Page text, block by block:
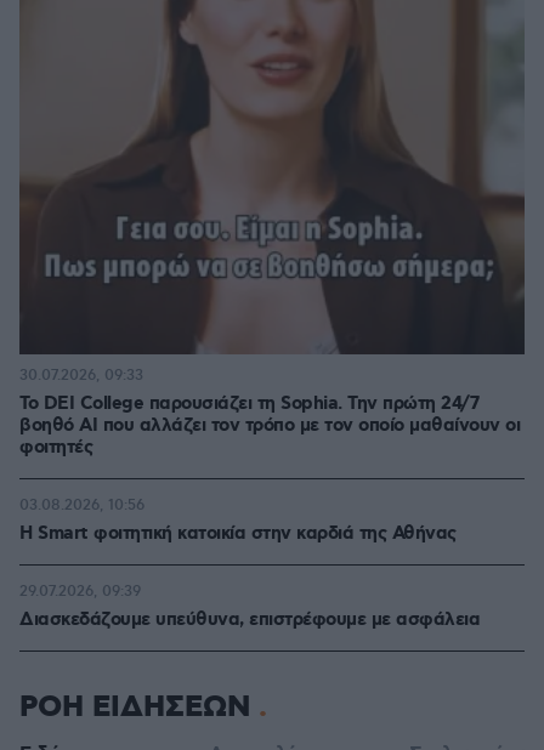
Το DEI College παρουσιάζει τη Sophia. Την πρώτη 24/7
βοηθό AI που αλλάζει τον τρόπο με τον οποίο μαθαίνουν οι
φοιτητές
30.07.2026, 09:33
Η Smart φοιτητική κατοικία στην καρδιά της Αθήνας
03.08.2026, 10:56
Διασκεδάζουμε υπεύθυνα, επιστρέφουμε με ασφάλεια
29.07.2026, 09:39
ΡΟΗ ΕΙΔΗΣΕΩΝ